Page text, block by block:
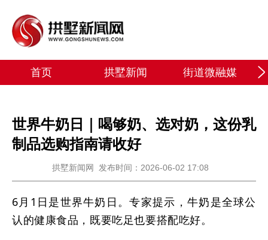
首页 拱墅新闻 街道微融媒
世界牛奶日｜喝够奶、选对奶，这份乳
制品选购指南请收好
拱墅新闻网 发布时间：2026-06-02 17:08
6月1日是世界牛奶日。专家提示，牛奶是全球公
认的健康食品，既要吃足也要搭配吃好。